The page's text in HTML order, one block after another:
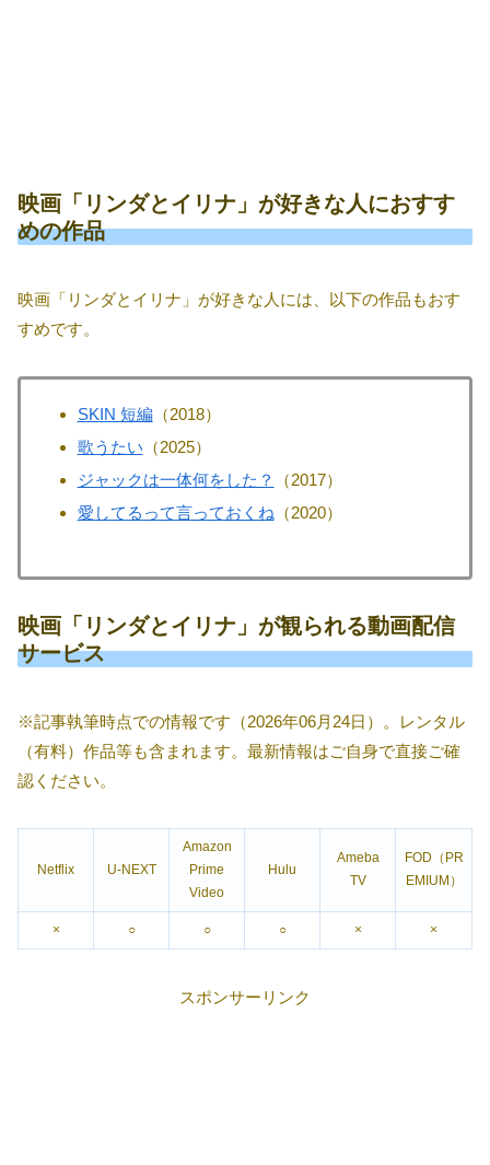
映画「リンダとイリナ」が好きな人におすす
めの作品
映画「リンダとイリナ」が好きな人には、以下の作品もおす
すめです。
SKIN 短編（2018）
歌うたい （2025）
ジャックは一体何をした？
（2017）
愛してるって言っておくね（2020）
映画「リンダとイリナ」が観られる動画配信
サービス
※記事執筆時点での情報です（2026年06月24日）。レンタル
（有料）作品等も含まれます。最新情報はご自身で直接ご確
認ください。
Netflix U-NEXT
Amazon
Prime
Video
Hulu
Ameba
TV
FOD（PR
EMIUM）
× ○ ○ ○ × ×
スポンサーリンク